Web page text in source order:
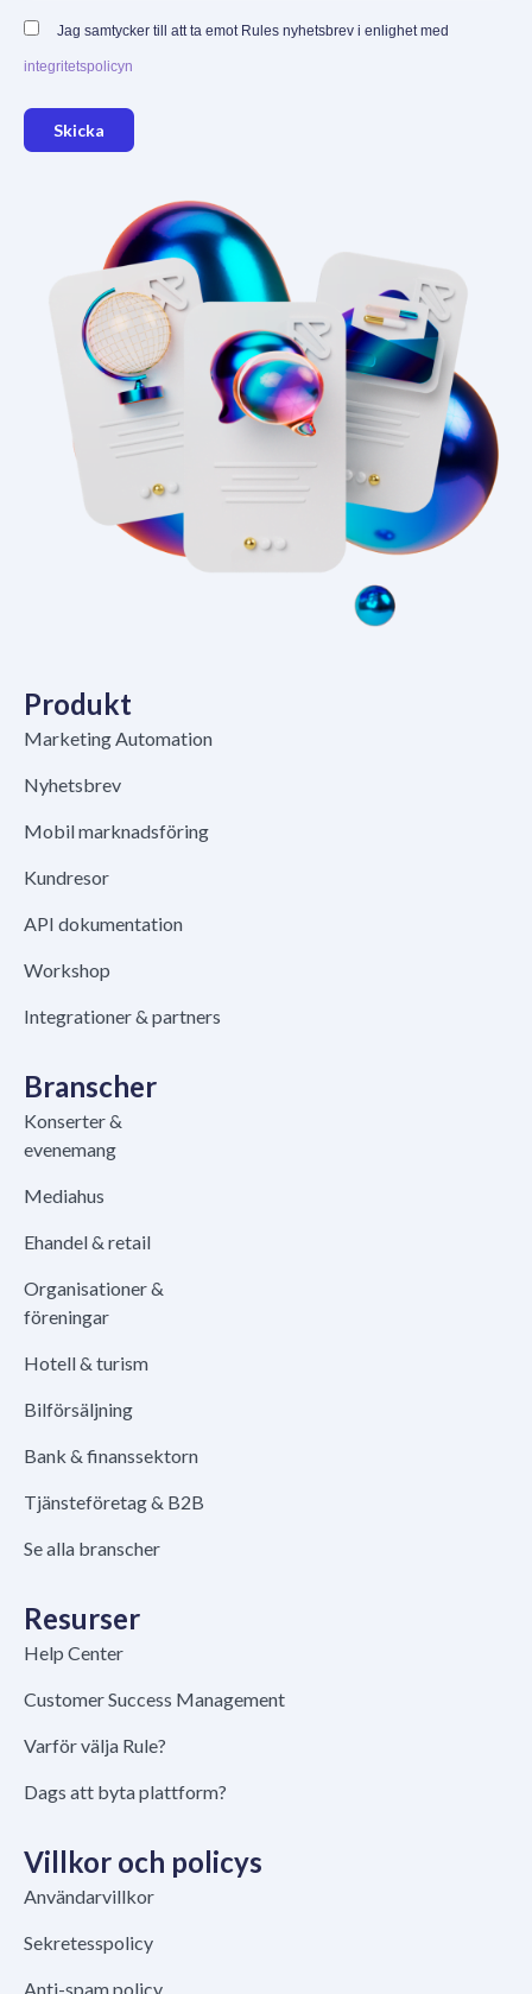
Jag samtycker till att ta emot Rules nyhetsbrev i enlighet med
integritetspolicyn
Skicka
Produkt
Marketing Automation
Nyhetsbrev
Mobil marknadsföring
Kundresor
API dokumentation
Workshop
Integrationer & partners
Branscher
Konserter &
evenemang
Mediahus
Ehandel & retail
Organisationer &
föreningar
Hotell & turism
Bilförsäljning
Bank & finanssektorn
Tjänsteföretag & B2B
Se alla branscher
Resurser
Help Center
Customer Success Management
Varför välja Rule?
Dags att byta plattform?
Villkor och policys
Användarvillkor
Sekretesspolicy
Anti-spam policy